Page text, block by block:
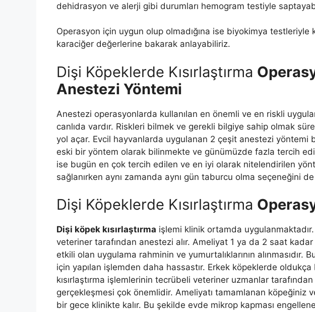
dehidrasyon ve alerji gibi durumları hemogram testiyle
Operasyon için uygun olup olmadığına ise biyokimya testleriyle
karaciğer değerlerine bakarak anlayabiliriz.
Dişi Köpeklerde Kısırlaştırma
Anestezi Yöntemi
Anestezi operasyonlarda kullanılan en önemli ve en riskli
canlıda vardır. Riskleri bilmek ve gerekli bilgiye sahip olmak
yol açar. Evcil hayvanlarda uygulanan 2 çeşit anestezi yöntemi
eski bir yöntem olarak bilinmekte ve günümüzde fazla tercih
ise bugün en çok tercih edilen ve en iyi olarak nitelendirilen
sağlanırken aynı zamanda aynı gün taburcu olma seçeneğini
Dişi Köpeklerde Kısırlaştırma
Dişi köpek kısırlaştırma işlemi klinik ortamda
veteriner tarafından anestezi alır. Ameliyat 1 ya da 2 saat
etkili olan uygulama rahminin ve yumurtalıklarının alınmasıdır.
için yapılan işlemden daha hassastır. Erkek köpeklerde
kısırlaştırma işlemlerinin tecrübeli veteriner uzmanlar
gerçekleşmesi çok önemlidir. Ameliyatı tamamlanan köpeğiniz
bir gece klinikte kalır. Bu şekilde evde mikrop kapması